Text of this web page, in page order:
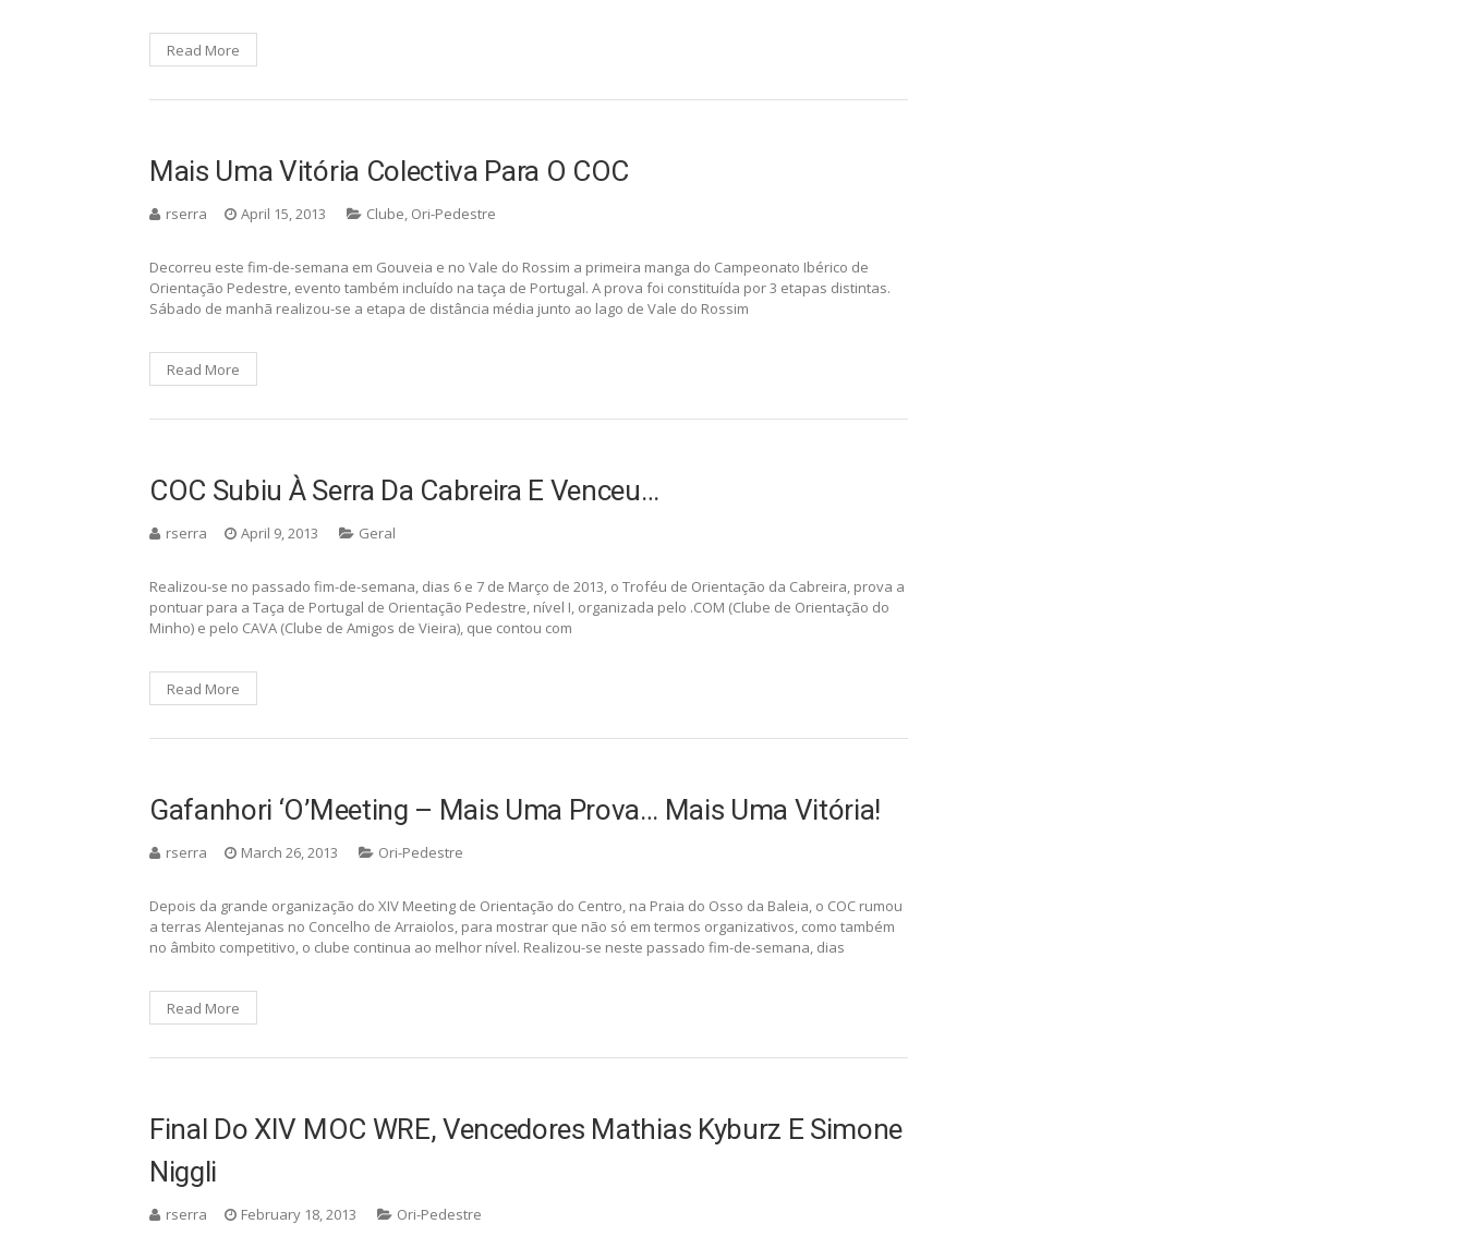
Read More
Mais Uma Vitória Colectiva Para O COC
rserra April 15, 2013 Clube, Ori-Pedestre
Decorreu este fim-de-semana em Gouveia e no Vale do Rossim a primeira manga do Campeonato Ibérico de
Orientação Pedestre, evento também incluído na taça de Portugal. A prova foi constituída por 3 etapas distintas.
Sábado de manhã realizou-se a etapa de distância média junto ao lago de Vale do Rossim
Read More
COC Subiu À Serra Da Cabreira E Venceu…
rserra April 9, 2013 Geral
Realizou-se no passado fim-de-semana, dias 6 e 7 de Março de 2013, o Troféu de Orientação da Cabreira, prova a
pontuar para a Taça de Portugal de Orientação Pedestre, nível I, organizada pelo .COM (Clube de Orientação do
Minho) e pelo CAVA (Clube de Amigos de Vieira), que contou com
Read More
Gafanhori ‘O’Meeting – Mais Uma Prova… Mais Uma Vitória!
rserra March 26, 2013 Ori-Pedestre
Depois da grande organização do XIV Meeting de Orientação do Centro, na Praia do Osso da Baleia, o COC rumou
a terras Alentejanas no Concelho de Arraiolos, para mostrar que não só em termos organizativos, como também
no âmbito competitivo, o clube continua ao melhor nível. Realizou-se neste passado fim-de-semana, dias
Read More
Final Do XIV MOC WRE, Vencedores Mathias Kyburz E Simone
Niggli
rserra February 18, 2013 Ori-Pedestre